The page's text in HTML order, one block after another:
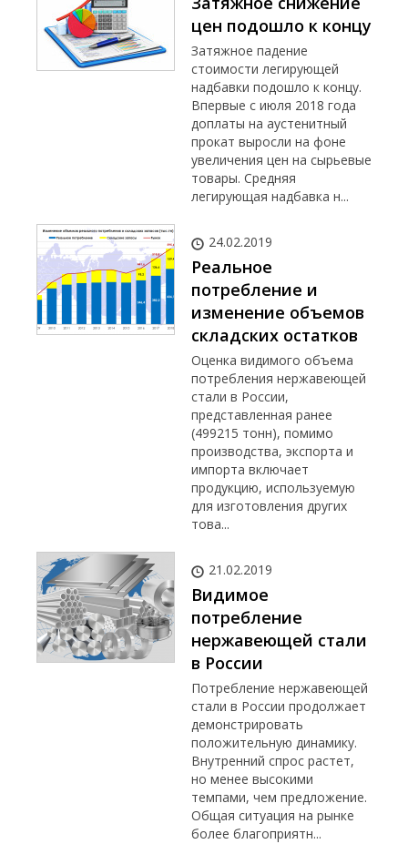
цен подошло к концу
Затяжное падение
стоимости легирующей
надбавки подошло к концу.
Впервые с июля 2018 года
доплаты на аустенитный
прокат выросли на фоне
увеличения цен на сырьевые
товары. Средняя
легирующая надбавка н...
24.02.2019
Реальное
потребление и
изменение объемов
складских остатков
Оценка видимого объема
потребления нержавеющей
стали в России,
представленная ранее
(499215 тонн), помимо
производства, экспорта и
импорта включает
продукцию, используемую
для изготовления других
това...
21.02.2019
Видимое
потребление
нержавеющей стали
в России
Потребление нержавеющей
стали в России продолжает
демонстрировать
положительную динамику.
Внутренний спрос растет,
но менее высокими
темпами, чем предложение.
Общая ситуация на рынке
более благоприятн...